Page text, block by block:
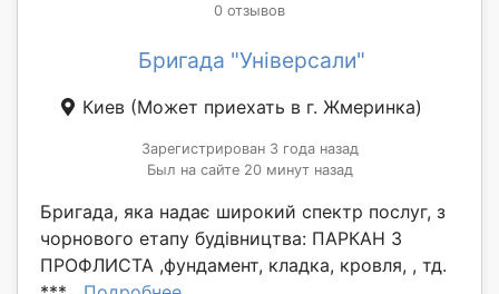
0 отзывов
Бригада "Універсали"
Киев (Может приехать в г. Жмеринка)
Зарегистрирован 3 года назад
Был на сайте 20 минут назад
Бригада, яка надає широкий спектр послуг, з
чорнового етапу будівництва: ПАРКАН З
ПРОФЛИСТА ,фундамент, кладка, кровля, , тд.